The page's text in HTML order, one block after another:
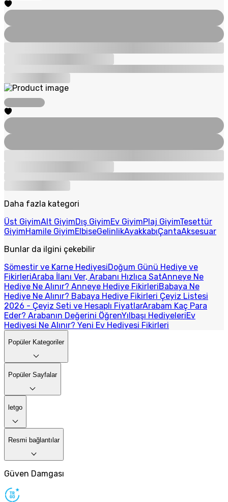
Daha fazla kategori
Üst GiyimAlt GiyimDış GiyimEv GiyimPlaj GiyimTesettür
GiyimHamile GiyimElbiseGelinlikAyakkabıÇantaAksesuar
Bunlar da ilgini çekebilir
Sömestir ve Karne HediyesiDoğum Günü Hediye ve
FikirleriAraba İlanı Ver, Arabanı Hızlıca SatAnneye Ne
Hediye Ne Alınır? Anneye Hediye FikirleriBabaya Ne
Hediye Ne Alınır? Babaya Hediye Fikirleri Çeyiz Listesi
2026 - Çeyiz Seti ve Hesaplı FiyatlarArabam Kaç Para
Eder? Arabanın Değerini ÖğrenYılbaşı HediyeleriEv
Hediyesi Ne Alınır? Yeni Ev Hediyesi Fikirleri
Popüler Kategoriler
Popüler Sayfalar
letgo
Resmi bağlantılar
Güven Damgası